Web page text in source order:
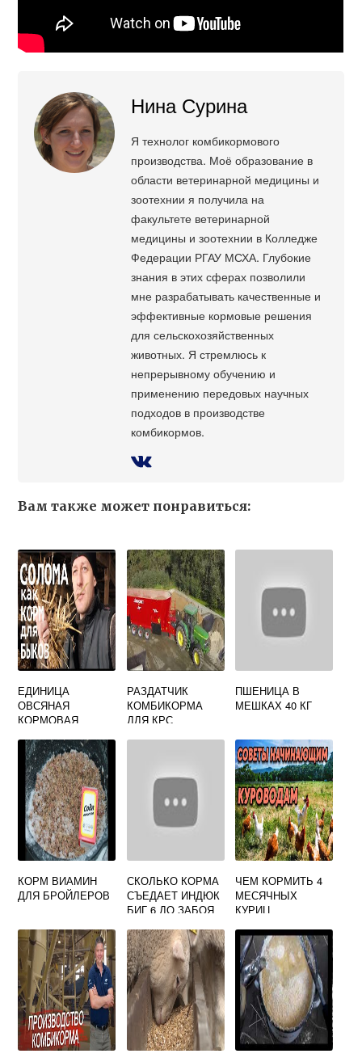
Нина Сурина
Я технолог комбикормового
производства. Моё образование в
области ветеринарной медицины и
зоотехнии я получила на
факультете ветеринарной
медицины и зоотехнии в Колледже
Федерации РГАУ МСХА. Глубокие
знания в этих сферах позволили
мне разрабатывать качественные и
эффективные кормовые решения
для сельскохозяйственных
животных. Я стремлюсь к
непрерывному обучению и
применению передовых научных
подходов в производстве
комбикормов.
Вам также может понравиться:
ЕДИНИЦА
ОВСЯНАЯ
КОРМОВАЯ
РАЗДАТЧИК
КОМБИКОРМА
ДЛЯ КРС
ПШЕНИЦА В
МЕШКАХ 40 КГ
КОРМ ВИАМИН
ДЛЯ БРОЙЛЕРОВ
СКОЛЬКО КОРМА
СЪЕДАЕТ ИНДЮК
БИГ 6 ДО ЗАБОЯ
ЧЕМ КОРМИТЬ 4
МЕСЯЧНЫХ
КУРИЦ